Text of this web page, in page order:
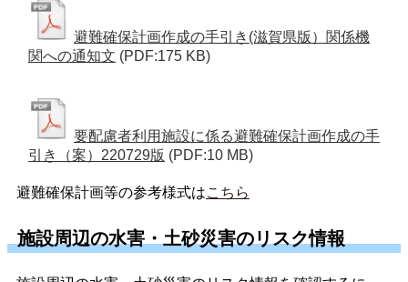
避難確保計画作成の手引き(滋賀県版）関係機
関への通知文 (PDF:175 KB)
要配慮者利用施設に係る避難確保計画作成の手
引き（案）220729版 (PDF:10 MB)
避難確保計画等の参考様式はこちら
施設周辺の水害・土砂災害のリスク情報